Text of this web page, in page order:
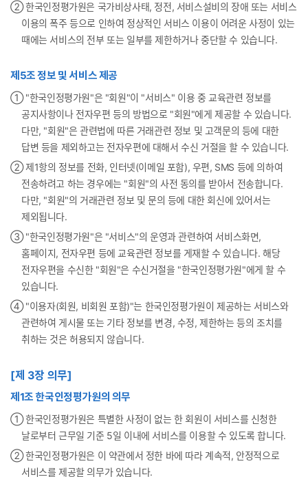
② 한국인정평가원은 국가비상사태, 정전, 서비스설비의 장애 또는 서비스
이용의 폭주 등으로 인하여 정상적인 서비스 이용이 어려운 사정이 있는
때에는 서비스의 전부 또는 일부를 제한하거나 중단할 수 있습니다.
제5조 정보 및 서비스 제공
① "한국인정평가원"은 "회원"이 "서비스" 이용 중 교육관련 정보를
공지사항이나 전자우편 등의 방법으로 "회원"에게 제공할 수 있습니다.
다만, "회원"은 관련법에 따른 거래관련 정보 및 고객문의 등에 대한
답변 등을 제외하고는 전자우편에 대해서 수신 거절을 할 수 있습니다.
② 제1항의 정보를 전화, 인터넷(이메일 포함), 우편, SMS 등에 의하여
전송하려고 하는 경우에는 "회원"의 사전 동의를 받아서 전송합니다.
다만, "회원"의 거래관련 정보 및 문의 등에 대한 회신에 있어서는
제외됩니다.
➂ "한국인정평가원"은 "서비스"의 운영과 관련하여 서비스화면,
홈페이지, 전자우편 등에 교육관련 정보를 게재할 수 있습니다. 해당
전자우편을 수신한 "회원"은 수신거절을 "한국인정평가원"에게 할 수
있습니다.
➃ "이용자(회원, 비회원 포함)"는 한국인정평가원이 제공하는 서비스와
관련하여 게시물 또는 기타 정보를 변경, 수정, 제한하는 등의 조치를
취하는 것은 허용되지 않습니다.
[제 3장 의무]
제1조 한국인정평가원의 의무
① 한국인정평가원은 특별한 사정이 없는 한 회원이 서비스를 신청한
날로부터 근무일 기준 5일 이내에 서비스를 이용할 수 있도록 합니다.
② 한국인정평가원은 이 약관에서 정한 바에 따라 계속적, 안정적으로
서비스를 제공할 의무가 있습니다.